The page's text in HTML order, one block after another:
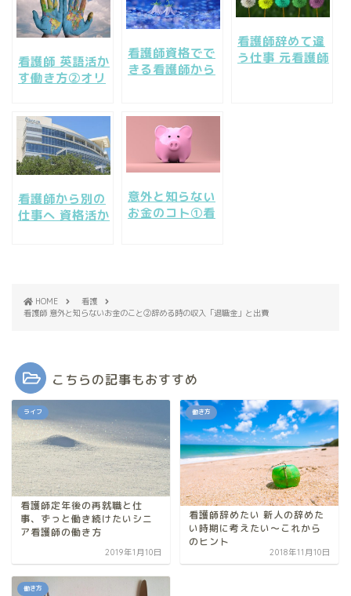
看護師 英語活か
す働き方②オリ
語の仕事
看護師資格でで
きる看護師から
ト・デメリット
看護師辞めて違
う仕事 元看護師
看護師から別の
仕事へ 資格活か
意外と知らない
お金のコト①看
HOME
看護
看護師 意外と知らないお金のこと②辞める時の収入「退職金」と出費
こちらの記事もおすすめ
ライフ
看護師定年後の再就職と仕
事、ずっと働き続けたいシニ
ア看護師の働き方
2019年1月10日
働き方
看護師辞めたい 新人の辞めた
い時期に考えたい～これから
のヒント
2018年11月10日
働き方